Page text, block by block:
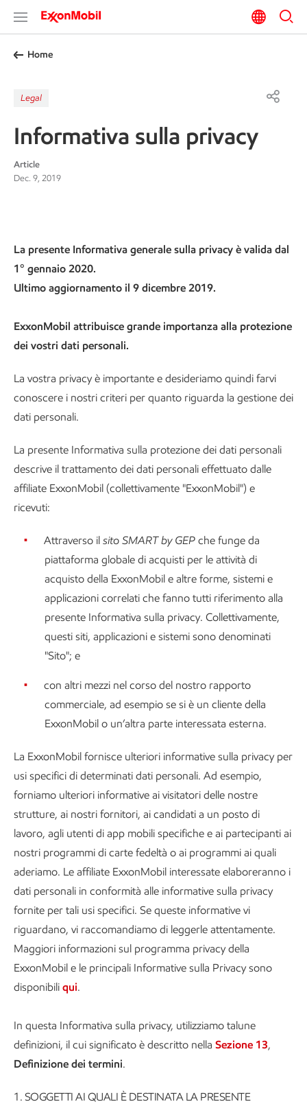
Home
Legal
Informativa sulla privacy
Article
Dec. 9, 2019
La presente Informativa generale sulla privacy è valida dal
1° gennaio 2020.
Ultimo aggiornamento il 9 dicembre 2019.
ExxonMobil attribuisce grande importanza alla protezione
dei vostri dati personali.
La vostra privacy è importante e desideriamo quindi farvi
conoscere i nostri criteri per quanto riguarda la gestione dei
dati personali.
La presente Informativa sulla protezione dei dati personali
descrive il trattamento dei dati personali effettuato dalle
affiliate ExxonMobil (collettivamente "ExxonMobil") e
ricevuti:
Attraverso il sito SMART by GEP che funge da
piattaforma globale di acquisti per le attività di
acquisto della ExxonMobil e altre forme, sistemi e
applicazioni correlati che fanno tutti riferimento alla
presente Informativa sulla privacy. Collettivamente,
questi siti, applicazioni e sistemi sono denominati
"Sito"; e
con altri mezzi nel corso del nostro rapporto
commerciale, ad esempio se si è un cliente della
ExxonMobil o un’altra parte interessata esterna.
La ExxonMobil fornisce ulteriori informative sulla privacy per
usi specifici di determinati dati personali. Ad esempio,
forniamo ulteriori informative ai visitatori delle nostre
strutture, ai nostri fornitori, ai candidati a un posto di
lavoro, agli utenti di app mobili specifiche e ai partecipanti ai
nostri programmi di carte fedeltà o ai programmi ai quali
aderiamo. Le affiliate ExxonMobil interessate elaboreranno i
dati personali in conformità alle informative sulla privacy
fornite per tali usi specifici. Se queste informative vi
riguardano, vi raccomandiamo di leggerle attentamente.
Maggiori informazioni sul programma privacy della
ExxonMobil e le principali Informative sulla Privacy sono
disponibili qui.
In questa Informativa sulla privacy, utilizziamo talune
definizioni, il cui significato è descritto nella Sezione 13,
Definizione dei termini.
1. SOGGETTI AI QUALI È DESTINATA LA PRESENTE